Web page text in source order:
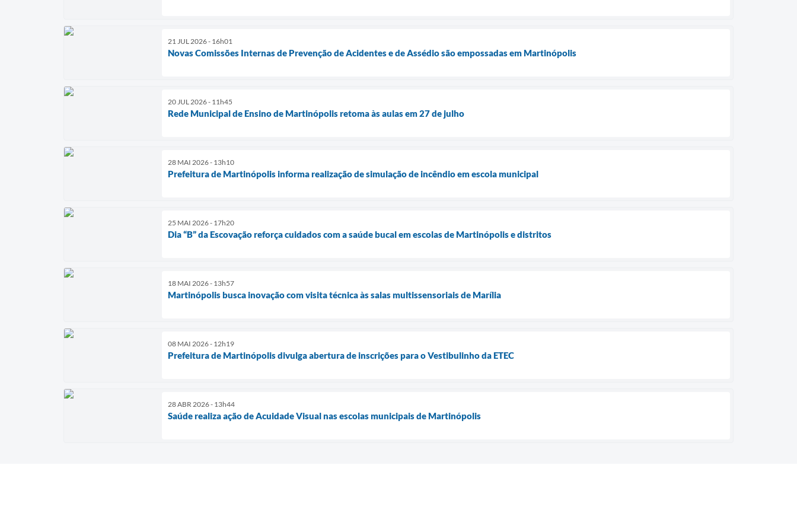
21 JUL 2026 - 16h01
Novas Comissões Internas de Prevenção de Acidentes e de Assédio são empossadas em Martinópolis
20 JUL 2026 - 11h45
Rede Municipal de Ensino de Martinópolis retoma às aulas em 27 de julho
28 MAI 2026 - 13h10
Prefeitura de Martinópolis informa realização de simulação de incêndio em escola municipal
25 MAI 2026 - 17h20
Dia “B” da Escovação reforça cuidados com a saúde bucal em escolas de Martinópolis e distritos
18 MAI 2026 - 13h57
Martinópolis busca inovação com visita técnica às salas multissensoriais de Marília
08 MAI 2026 - 12h19
Prefeitura de Martinópolis divulga abertura de inscrições para o Vestibulinho da ETEC
28 ABR 2026 - 13h44
Saúde realiza ação de Acuidade Visual nas escolas municipais de Martinópolis